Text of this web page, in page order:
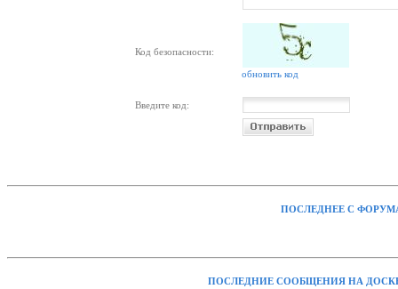
Код безопасности:
обновить код
Введите код:
ПОСЛЕДНЕЕ С
ПОСЛЕДНИЕ СООБЩЕНИЯ НА